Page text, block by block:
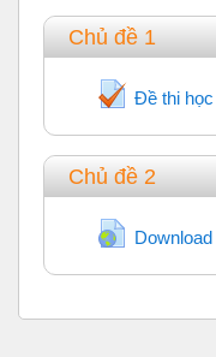
Chủ đề 1
Đề thi học
Chủ đề 2